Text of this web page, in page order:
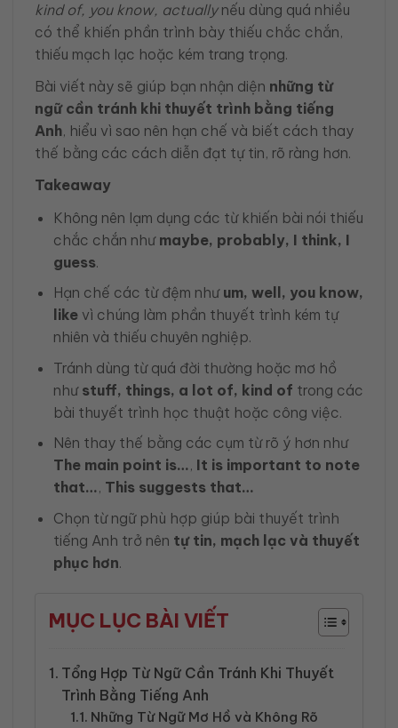
kind of, you know, actuallynếu dùng quá nhiều
có thể khiến phần trình bày thiếu chắc chắn,
thiếu mạch lạc hoặc kém trang trọng.
Bài viết này sẽ giúp bạn nhận diện những từ
ngữ cần tránh khi thuyết trình bằng tiếng
Anh, hiểu vì sao nên hạn chế và biết cách thay
thế bằng các cách diễn đạt tự tin, rõ ràng hơn.
Takeaway
Không nên lạm dụng các từ khiến bài nói thiếu
chắc chắn như maybe, probably, I think, I
guess.
Hạn chế các từ đệm như um, well, you know,
likevì chúng làm phần thuyết trình kém tự
nhiên và thiếu chuyên nghiệp.
Tránh dùng từ quá đời thường hoặc mơ hồ
như stuff, things, a lot of, kind of trong các
bài thuyết trình học thuật hoặc công việc.
Nên thay thế bằng các cụm từ rõ ý hơn như
The main point is…, It is important to note
that…, This suggests that…
Chọn từ ngữ phù hợp giúp bài thuyết trình
tiếng Anh trở nên tự tin, mạch lạc và thuyết
phục hơn.
MỤC LỤC BÀI VIẾT
Tổng Hợp Từ Ngữ Cần Tránh Khi Thuyết
Trình Bằng Tiếng Anh
Những Từ Ngữ Mơ Hồ và Không Rõ